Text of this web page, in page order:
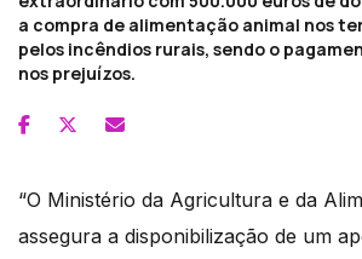
a compra de alimentação animal nos
pelos incêndios rurais, sendo o
nos prejuízos.
“O Ministério da Agricultura e da
assegura a disponibilização de um